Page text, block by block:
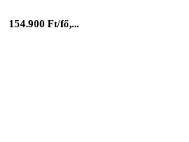
154.900 Ft/fő,...